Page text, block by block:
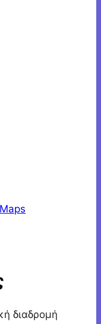
διαδρομή